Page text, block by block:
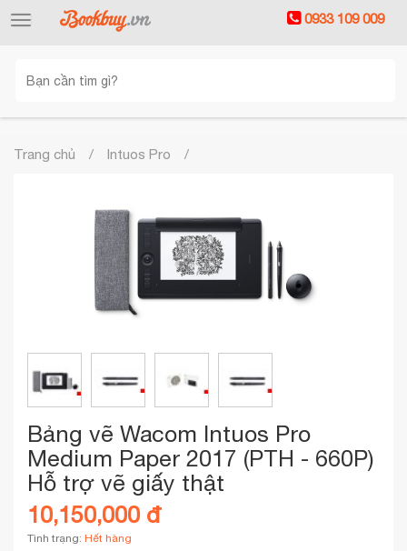
Toggle
0933 109 009
Trang chủ Intuos Pro
Bảng vẽ Wacom Intuos Pro
Medium Paper 2017 (PTH - 660P)
Hỗ trợ vẽ giấy thật
10,150,000 đ
Tình trạng: Hết hàng